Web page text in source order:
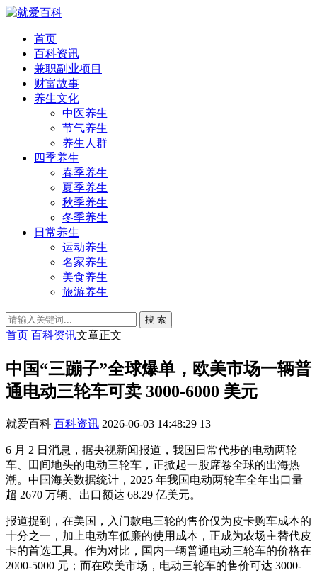
首页
百科资讯
兼职副业项目
财富故事
养生文化
中医养生
节气养生
养生人群
四季养生
春季养生
夏季养生
秋季养生
冬季养生
日常养生
运动养生
名家养生
美食养生
旅游养生
搜 索
首页 百科资讯文章正文
中国“三蹦子”全球爆单，欧美市场一辆普
通电动三轮车可卖 3000-6000 美元
就爱百科 百科资讯 2026-06-03 14:48:29 13
6 月 2 日消息，据央视新闻报道，我国日常代步的电动两轮
车、田间地头的电动三轮车，正掀起一股席卷全球的出海热
潮。中国海关数据统计，2025 年我国电动两轮车全年出口量
超 2670 万辆、出口额达 68.29 亿美元。
报道提到，在美国，入门款电三轮的售价仅为皮卡购车成本的
十分之一，加上电动车低廉的使用成本，正成为农场主替代皮
卡的首选工具。作为对比，国内一辆普通电动三轮车的价格在
2000-5000 元；而在欧美市场，电动三轮车的售价可达 3000-